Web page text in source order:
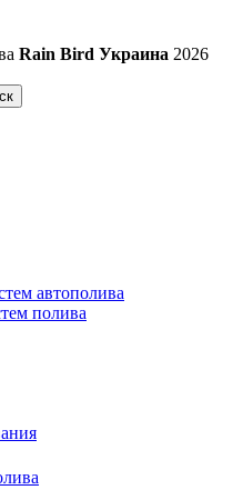
Rain Bird Украина 2026
автополива
полива